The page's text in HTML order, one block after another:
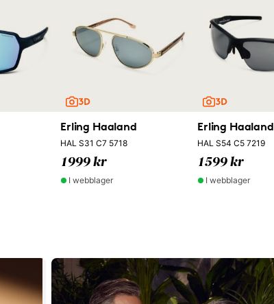
Erling Haaland
HAL S31 C7 5718
1999 kr
I webblager
Erling Haaland
HAL S54 C5 7219
1599 kr
I webblager